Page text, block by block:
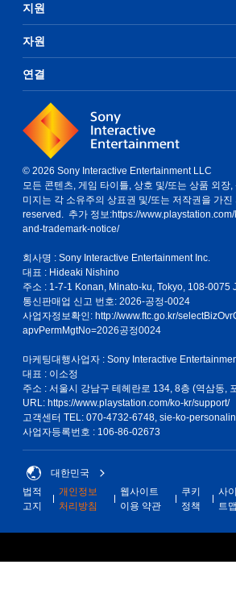
지원
자원
연결
© 2026 Sony Interactive Entertainment LLC
모든 콘텐츠, 게임 타이틀, 상호 및/또는 상품 외장,
미지는 각 소유주의 상표권 및/또는 저작권을 가
reserved. 추가 정보:https://
and-trademark-notice/
회사명 : Sony Interactive Entertainment Inc.
대표 : Hideaki Nishino
주소 : 1-7-1 Konan, Minato-ku, Tokyo, 108-0075
통신판매업 신고 번호: 2026-공정-0024
사업자정보확인: http://www.ftc.go.kr/
apvPermMgtNo=2026공정0024
마케팅대행사업자 : Sony Interactive
대표 : 이소정
주소 : 서울시 강남구 테헤란로 134, 8층 (역삼동,
URL: https://www.playstation.com/ko-kr/support/
고객센터 TEL: 070-4732-6748, sie-ko-
사업자등록번호 : 106-86-02673
대한민국
법적
고지
개인정보
처리방침
웹사이트
이용 약관
쿠키
정책
사이
트맵